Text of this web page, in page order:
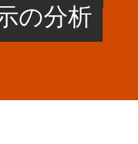
の分析